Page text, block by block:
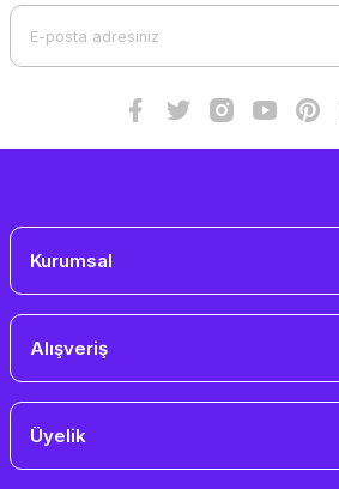
Kurumsal
Alışveriş
Üyelik